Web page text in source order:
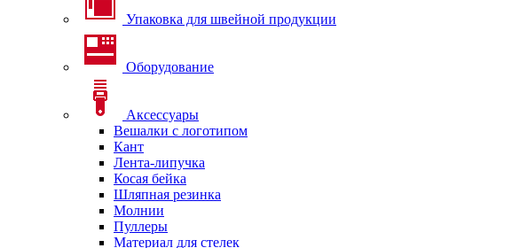
Упаковка для швейной продукции
Оборудование
Аксессуары
Вешалки с логотипом
Кант
Лента-липучка
Косая бейка
Шляпная резинка
Молнии
Пуллеры
Материал для стелек